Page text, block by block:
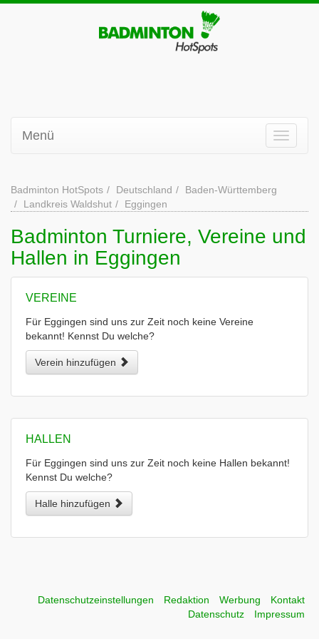
Menü
Badminton HotSpots Deutschland
Baden-Württemberg
Landkreis Waldshut
Eggingen
Badminton Turniere, Vereine und
Hallen in Eggingen
VEREINE
Für Eggingen sind uns zur Zeit noch keine Vereine
bekannt! Kennst Du welche?
Verein hinzufügen
HALLEN
Für Eggingen sind uns zur Zeit noch keine Hallen bekannt!
Kennst Du welche?
Halle hinzufügen
Datenschutzeinstellungen Redaktion Werbung
Kontakt
Datenschutz
Impressum